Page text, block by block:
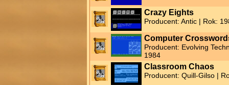
Crazy Eights
Producent: Antic | Rok:
Computer
Producent: Evolving
1984
Classroom Chaos
Producent: Quill-Gilso |